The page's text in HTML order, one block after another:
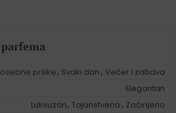
prilike, Svaki dan , Večer i zabava
Elegantan
Luksuzan, Tajanstvena , Začinjeno